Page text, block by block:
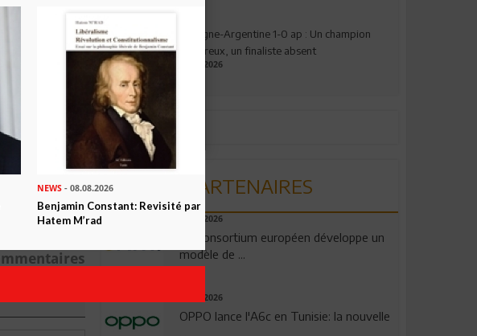
Espagne-Argentine 1-0 ap : Un champion
valeureux, un finaliste absent
19.07.2026
PARTENAIRES
06.08.2026
Un consortium européen développe un
modèle de ...
04.08.2026
OPPO lance l'A6c en Tunisie: la nouvelle
...
NEWS- 08.08.2026
Benjamin Constant: Revisité par
Hatem M’rad